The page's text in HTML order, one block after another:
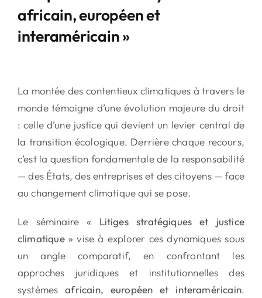
africain, européen et
interaméricain »
La montée des contentieux climatiques à travers le
monde témoigne d’une évolution majeure du droit
: celle d’une justice qui devient un levier central de
la transition écologique. Derrière chaque recours,
c’est la question fondamentale de la responsabilité
— des États, des entreprises et des citoyens — face
au changement climatique qui se pose.
Le séminaire « Litiges stratégiques et justice
climatique » vise à explorer ces dynamiques sous
un angle comparatif, en confrontant les
approches juridiques et institutionnelles des
systèmesafricain, européen et interaméricain.